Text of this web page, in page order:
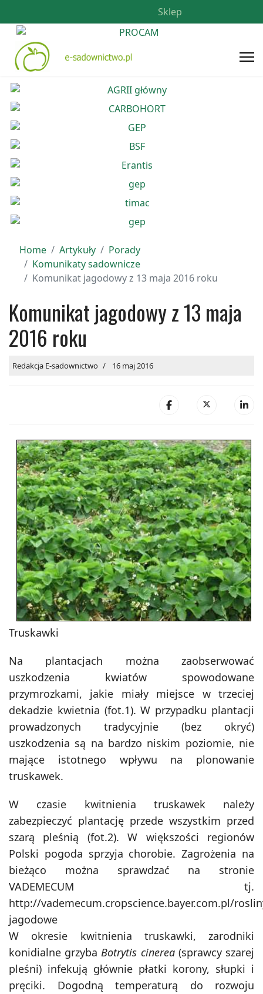
Sklep
Home Artykuły
Porady
Komunikaty sadownicze
Komunikat jagodowy z 13 maja 2016 roku
Komunikat jagodowy z 13 maja
2016 roku
Redakcja E-sadownictwo 16 maj 2016
Truskawki
Na plantacjach można zaobserwować
uszkodzenia kwiatów spowodowane
przymrozkami, jakie miały miejsce w trzeciej
dekadzie kwietnia (fot.1). W przypadku plantacji
prowadzonych tradycyjnie (bez okryć)
uszkodzenia są na bardzo niskim poziomie, nie
mające istotnego wpływu na plonowanie
truskawek.
W czasie kwitnienia truskawek należy
zabezpieczyć plantację przede wszystkim przed
szarą pleśnią (fot.2). W większości regionów
Polski pogoda sprzyja chorobie. Zagrożenia na
bieżąco można sprawdzać na stronie
VADEMECUM tj.
http://vademecum.cropscience.bayer.com.pl/
jagodowe
W okresie kwitnienia truskawki, zarodniki
konidialne grzyba Botrytis cinerea(sprawcy szarej
pleśni) infekują głównie płatki korony, słupki i
pręciki. Dogodną temperaturą do rozwoju